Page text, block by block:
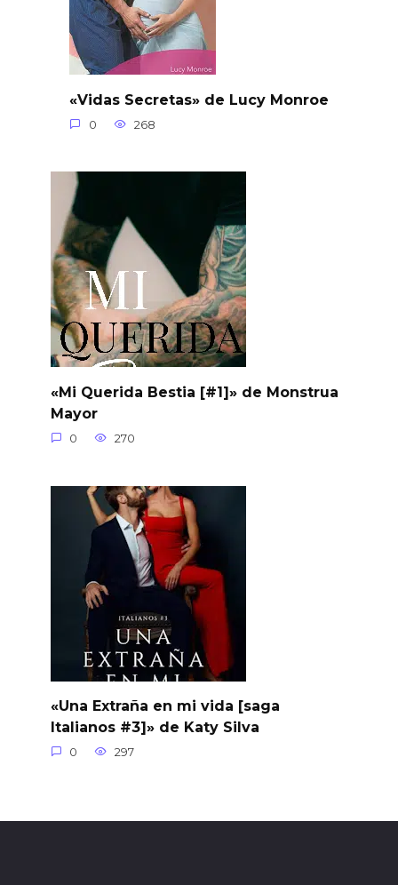
«Vidas Secretas» de Lucy Monroe
0 268
«Mi Querida Bestia [#1]» de Monstrua
Mayor
0 270
«Una Extraña en mi vida [saga
Italianos #3]» de Katy Silva
0 297